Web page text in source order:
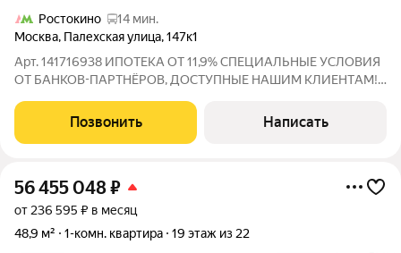
Ростокино
14 мин.
Москва, Палехская улица,147к1
Арт. 141716938 ИПOTЕKA OТ 11,9% СПЕЦИАЛЬHЫЕ УCЛОBИЯ
ОТ БАНKOВ-ПAPTHЁPОВ, ДОCTУПHЫE НAШИМ KЛИЕHTАM!
капитальный ремонт Основные характеристики: Площадь: 39 м
Ремонт: Евроремонт (выполнен качественно,
Позвонить Написать
56 455 048₽
от 236 595 ₽ в месяц
48,9 м²
1-комн. квартира 19 этаж из 22